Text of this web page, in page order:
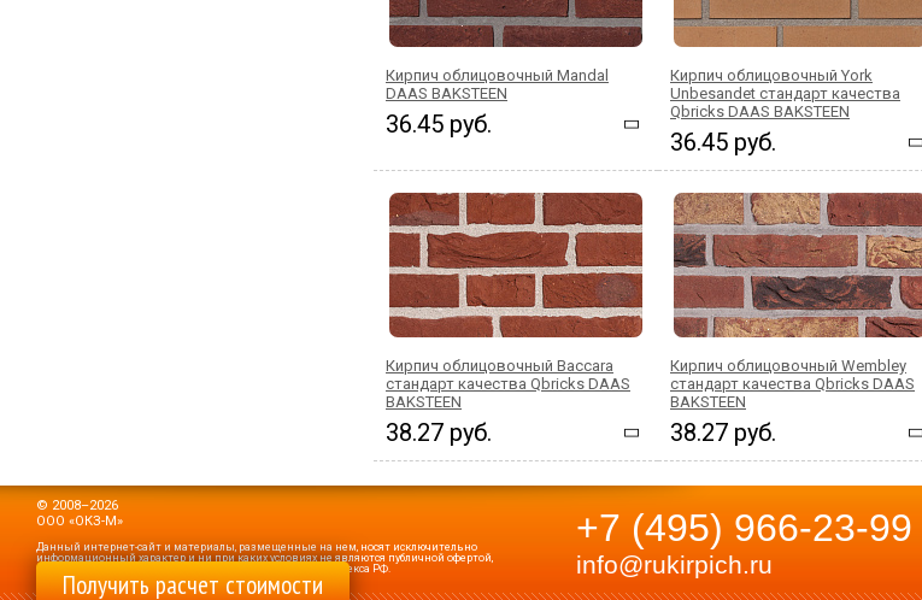
Кирпич облицовочный Mandal
DAAS BAKSTEEN
36.45 руб.
Кирпич облицовочный York
Unbesandet стандарт качества
Qbricks DAAS BAKSTEEN
36.45 руб.
Кирпич облицовочный Baccara
стандарт качества Qbricks DAAS
BAKSTEEN
38.27 руб.
Кирпич облицовочный Wembley
стандарт качества Qbricks DAAS
BAKSTEEN
38.27 руб.
© 2008–2026
ООО «ОКЗ-М»
Данный интернет-сайт и материалы, размещенные на нем, носят исключительно
информационный характер и ни при каких условиях не являются публичной офертой,
определяемой положениями статьи 437 Гражданского кодекса РФ.
+7 (495) 966-23-99
info@rukirpich.ru
Получить расчет стоимости